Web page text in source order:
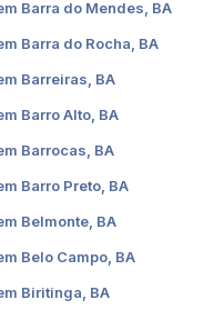
Barra do Mendes, BA
Barra do Rocha, BA
Barreiras, BA
Barro Alto, BA
Barrocas, BA
Barro Preto, BA
Belmonte, BA
Belo Campo, BA
Biritinga, BA